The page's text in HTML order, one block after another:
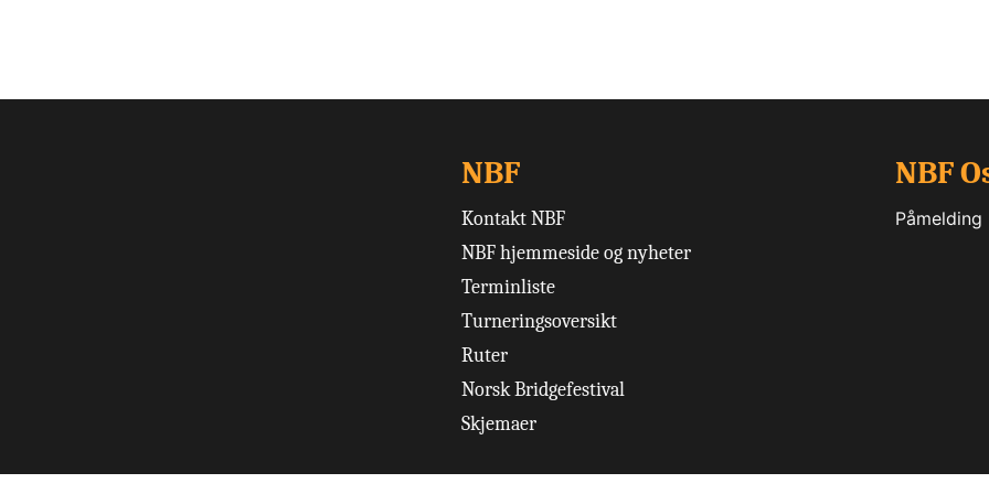
NBF
Kontakt NBF
NBF hjemmeside og nyheter
Terminliste
Turneringsoversikt
Ruter
Norsk Bridgefestival
Skjemaer
NBF
Påmelding